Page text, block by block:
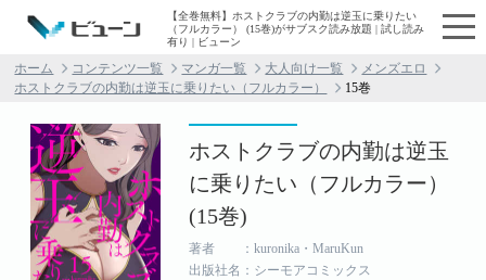
【全巻無料】ホストクラブの内勤は逆玉に乗りたい
（フルカラー） (15巻)がサブスク読み放題 | 試し読み
有り | ビューン
ホーム コンテンツ一覧 マンガ一覧 大人向け一覧
メンズエロ
ホストクラブの内勤は逆玉に乗りたい（フルカラー）
15巻
ホストクラブの内勤は逆玉
に乗りたい（フルカラー）
(15巻)
著者 ：kuronika・MaruKun
出版社名：シーモアコミックス